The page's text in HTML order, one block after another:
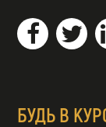
БУДЬ В